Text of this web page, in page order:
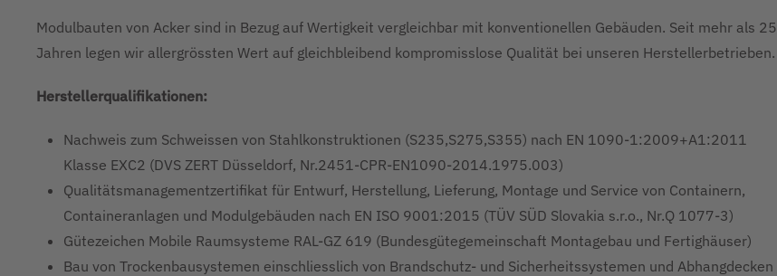
Modulbauten von Acker sind in Bezug auf Wertigkeit vergleichbar mit konventionellen Gebäuden. Seit mehr als 25
Jahren legen wir allergrössten Wert auf gleichbleibend kompromisslose Qualität bei unseren Herstellerbetrieben.
Herstellerqualifikationen:
Nachweis zum Schweissen von Stahlkonstruktionen (S235,S275,S355) nach EN 1090-1:2009+A1:2011
Klasse EXC2 (DVS ZERT Düsseldorf, Nr.2451-CPR-EN1090-2014.1975.003)
Qualitätsmanagementzertifikat für Entwurf, Herstellung, Lieferung, Montage und Service von Containern,
Containeranlagen und Modulgebäuden nach EN ISO 9001:2015 (TÜV SÜD Slovakia s.r.o., Nr.Q 1077-3)
Gütezeichen Mobile Raumsysteme RAL-GZ 619 (Bundesgütegemeinschaft Montagebau und Fertighäuser)
Bau von Trockenbausystemen einschliesslich von Brandschutz- und Sicherheitssystemen und Abhangdecken